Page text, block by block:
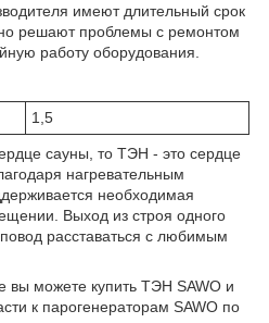
имеют длительный срок
решают проблемы с ремонтом
работу оборудования.
1,5
сауны, то ТЭН - это сердце
нагревательным
необходимая
Выход из строя одного
расставаться с любимым
вы можете купить ТЭН SAWO и
к парогенераторам SAWO по